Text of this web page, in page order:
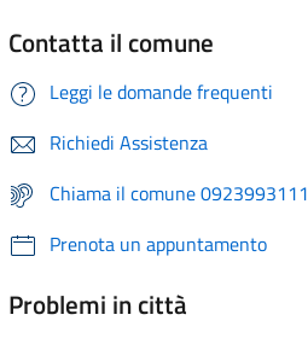
Contatta il comune
Leggi le domande frequenti
Richiedi Assistenza
Chiama il comune 0923993111
Prenota un appuntamento
Problemi in città